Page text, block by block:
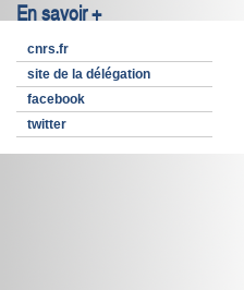
En savoir +
cnrs.fr
site de la délégation
facebook
twitter